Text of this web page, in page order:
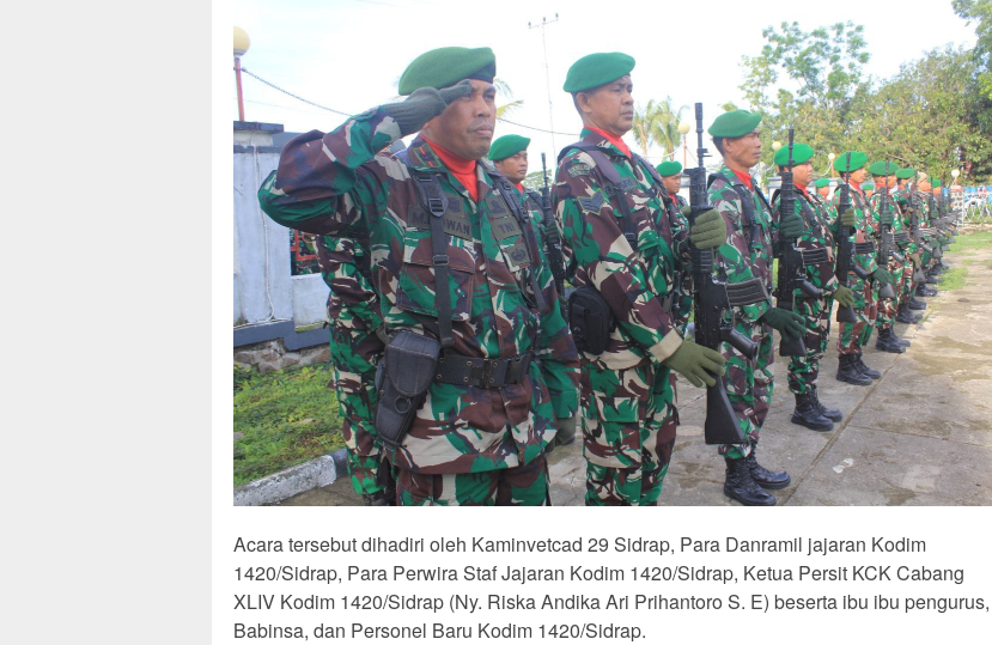
Acara tersebut dihadiri oleh Kaminvetcad 29 Sidrap, Para Danramil jajaran Kodim
1420/Sidrap, Para Perwira Staf Jajaran Kodim 1420/Sidrap, Ketua Persit KCK Cabang
XLIV Kodim 1420/Sidrap (Ny. Riska Andika Ari Prihantoro S. E) beserta ibu ibu pengurus,
Babinsa, dan Personel Baru Kodim 1420/Sidrap.